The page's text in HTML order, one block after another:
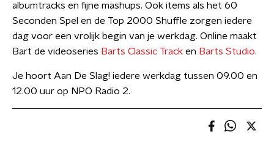
albumtracks en fijne mashups. Ook items als het 60
Seconden Spel en de Top 2000 Shuffle zorgen iedere
dag voor een vrolijk begin van je werkdag. Online maakt
Bart de videoseries Barts Classic Track en Barts Studio.
Je hoort Aan De Slag! iedere werkdag tussen 09.00 en
12.00 uur op NPO Radio 2.